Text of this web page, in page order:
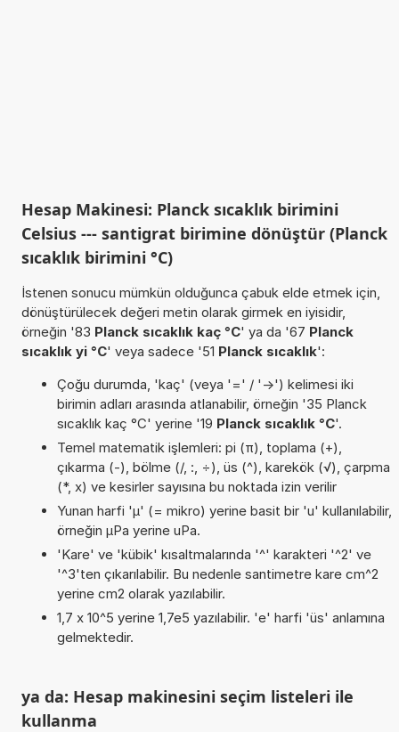
Hesap Makinesi: Planck sıcaklık birimini
Celsius --- santigrat birimine dönüştür (Planck
sıcaklık birimini °C)
İstenen sonucu mümkün olduğunca çabuk elde etmek için,
dönüştürülecek değeri metin olarak girmek en iyisidir,
örneğin '83 Planck sıcaklık kaç °C' ya da '67 Planck
sıcaklık yi °C' veya sadece '51 Planck sıcaklık':
Çoğu durumda, 'kaç' (veya '=' / '->') kelimesi iki
birimin adları arasında atlanabilir, örneğin '35 Planck
sıcaklık kaç °C' yerine '19 Planck sıcaklık °C'.
Temel matematik işlemleri: pi (π), toplama (+),
çıkarma (-), bölme (/, :, ÷), üs (^), karekök (√), çarpma
(*, x) ve kesirler sayısına bu noktada izin verilir
Yunan harfi 'µ' (= mikro) yerine basit bir 'u' kullanılabilir,
örneğin µPa yerine uPa.
'Kare' ve 'kübik' kısaltmalarında '^' karakteri '^2' ve
'^3'ten çıkarılabilir. Bu nedenle santimetre kare cm^2
yerine cm2 olarak yazılabilir.
1,7 x 10^5 yerine 1,7e5 yazılabilir. 'e' harfi 'üs' anlamına
gelmektedir.
ya da: Hesap makinesini seçim listeleri ile
kullanma